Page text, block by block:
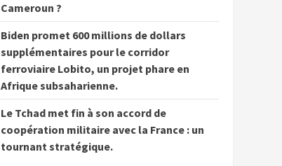
Cameroun ?
Biden promet 600 millions de dollars
supplémentaires pour le corridor
ferroviaire Lobito, un projet phare en
Afrique subsaharienne.
Le Tchad met fin à son accord de
coopération militaire avec la France : un
tournant stratégique.